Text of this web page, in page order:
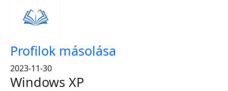
Profilok másolása
2023-11-30
Windows XP